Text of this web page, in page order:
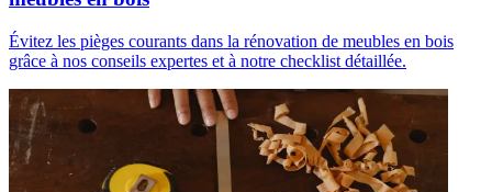
Évitez les pièges courants dans la rénovation de meubles en bois
grâce à nos conseils expertes et à notre checklist détaillée.